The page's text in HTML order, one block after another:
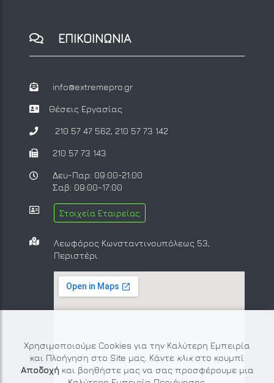
Χρησιμοποιούμε Cookies για την Καλύτερη Εμπειρία
και Πλοήγηση στο Site μας. Κάντε κλικ στο κουμπί
Αποδοχήκαι βοηθήστε μας να σας προσφέρουμε μια
ΕΠΙΚΟΙΝΩΝΙΑ
info@extremepro.gr
Θέσεις Εργασίας
210 57 47 562, 210 57 73 142
210 57 73 143
Δευ-Παρ: 09:00-21:00
Σαβ: 09:00-17:00
Στοιχεία Εταιρείας
Λεωφόρος Κωνσταντινουπόλεως 53,
Περιστέρι.